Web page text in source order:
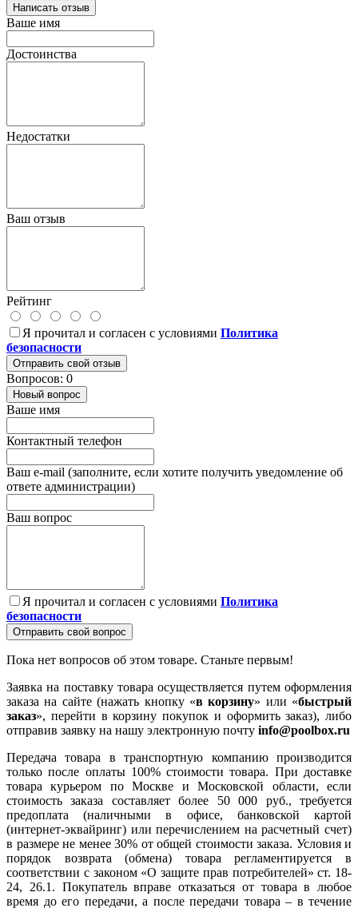
Написать отзыв
Ваше имя
Достоинства
Недостатки
Ваш отзыв
Рейтинг
Я прочитал и согласен с условиями Политика
безопасности
Отправить свой отзыв
Вопросов: 0
Новый вопрос
Ваше имя
Контактный телефон
Ваш e-mail (заполните, если хотите получить уведомление об
ответе администрации)
Ваш вопрос
Я прочитал и согласен с условиями Политика
безопасности
Отправить свой вопрос
Пока нет вопросов об этом товаре. Станьте первым!
Заявка на поставку товара осуществляется путем оформления
заказа на сайте (нажать кнопку «в корзину» или «быстрый
заказ», перейти в корзину покупок и оформить заказ), либо
отправив заявку на нашу электронную почту info@poolbox.ru
Передача товара в транспортную компанию производится
только после оплаты 100% стоимости товара. При доставке
товара курьером по Москве и Московской области, если
стоимость заказа составляет более 50 000 руб., требуется
предоплата (наличными в офисе, банковской картой
(интернет-эквайринг) или перечислением на расчетный счет)
в размере не менее 30% от общей стоимости заказа. Условия и
порядок возврата (обмена) товара регламентируется в
соответствии с законом «О защите прав потребителей» ст. 18-
24, 26.1. Покупатель вправе отказаться от товара в любое
время до его передачи, а после передачи товара – в течение